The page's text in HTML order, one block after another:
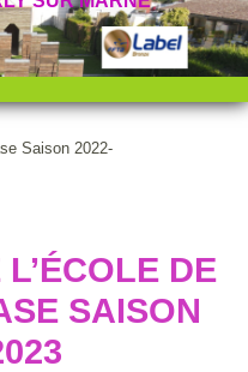
Saison 2022-
DE
SAISON